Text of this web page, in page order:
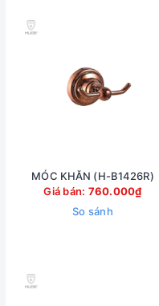
MÓC KHĂN (H-B1426R)
Giá bán: 760.000₫
So sánh